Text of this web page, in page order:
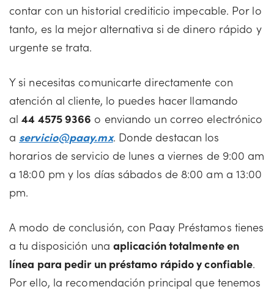
contar con un historial crediticio impecable. Por lo
tanto, es la mejor alternativa si de dinero rápido y
urgente se trata.
Y si necesitas comunicarte directamente con
atención al cliente, lo puedes hacer llamando
al44 4575 9366 o enviando un correo electrónico
a servicio@paay.mx. Donde destacan los
horarios de servicio de lunes a viernes de 9:00 am
a 18:00 pm y los días sábados de 8:00 am a 13:00
pm.
A modo de conclusión, con Paay Préstamos tienes
a tu disposición una aplicación totalmente en
línea para pedir un préstamo rápido y confiable.
Por ello, la recomendación principal que tenemos